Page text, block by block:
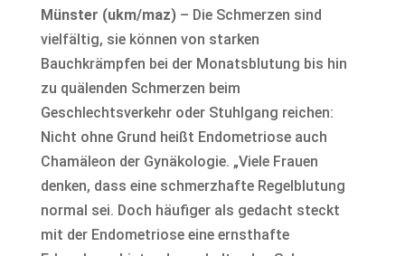
Münster (ukm/maz)– Die Schmerzen sind
vielfältig, sie können von starken
Bauchkrämpfen bei der Monatsblutung bis hin
zu quälenden Schmerzen beim
Geschlechtsverkehr oder Stuhlgang reichen:
Nicht ohne Grund heißt Endometriose auch
Chamäleon der Gynäkologie. „Viele Frauen
denken, dass eine schmerzhafte Regelblutung
normal sei. Doch häufiger als gedacht steckt
mit der Endometriose eine ernsthafte